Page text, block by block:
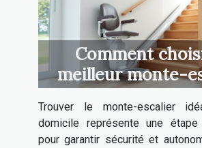
Comment
meilleur monte-
pour votre
Trouver le monte-escalier
domicile représente une étape
pour garantir sécurité et